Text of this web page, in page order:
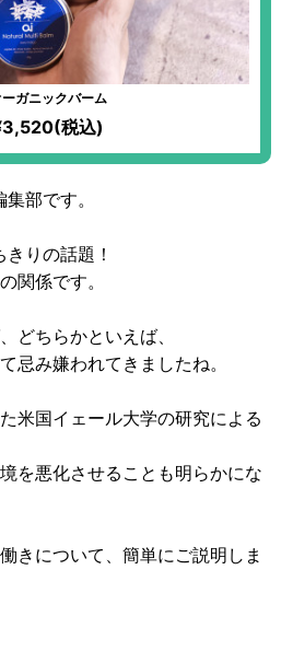
ガニックバーム
税込)
部です。
りの話題！
関係です。
どちらかといえば、
忌み嫌われてきましたね。
米国イェール大学の研究による
を悪化させることも明らかにな
きについて、簡単にご説明しま